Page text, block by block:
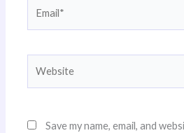
Save my name, email, and